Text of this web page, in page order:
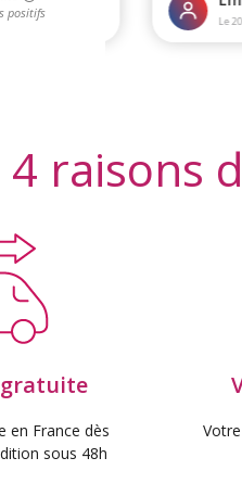
4 raisons
en France dès
sous 48h